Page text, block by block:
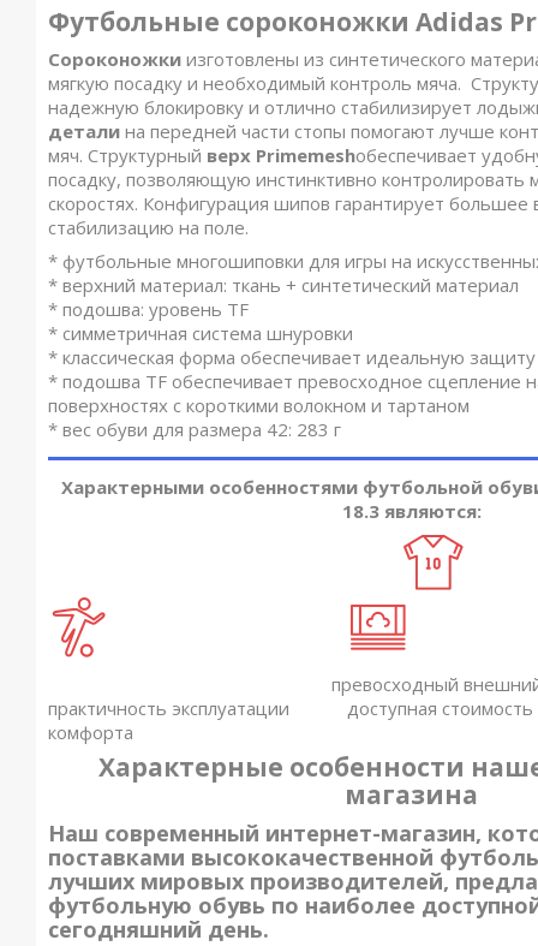
Футбольные сороконожки Adidas
Сороконожки изготовлены из синтетического
мягкую посадку и необходимый контроль мяча.
надежную блокировку и отлично стабилизирует
детали на передней части стопы помогают лучше
мяч. Структурный верх Primemeshобеспечивает
посадку, позволяющую инстинктивно контролировать
скоростях. Конфигурация шипов гарантирует большее
стабилизацию на поле.
* футбольные многошиповки для игры на
* верхний материал: ткань + синтетический материал
* подошва: уровень TF
* симметричная система шнуровки
* классическая форма обеспечивает идеальную
* подошва TF обеспечивает превосходное сцепление
поверхностях с короткими волокном и тартаном
* вес обуви для размера 42: 283 г
Характерными особенностями футбольной
18.3 являются:
превосходный внешний
практичность эксплуатации доступная
комфорта
Характерные особенности
магазина
Наш современный интернет-магазин,
поставками высококачественной
лучших мировых производителей,
футбольную обувь по наиболее
сегодняшний день.